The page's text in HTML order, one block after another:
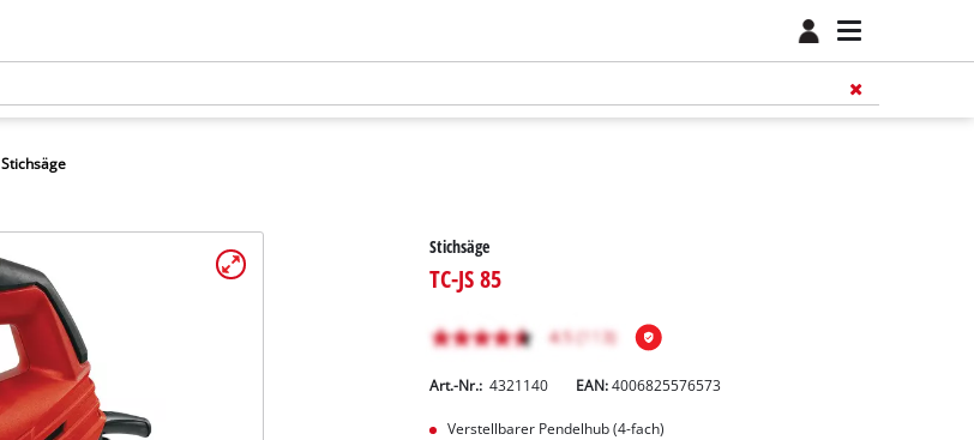
Stichsäge
Stichsäge
TC-JS 85
Art.-Nr.: 4321140 EAN:4006825576573
Verstellbarer Pendelhub (4-fach)